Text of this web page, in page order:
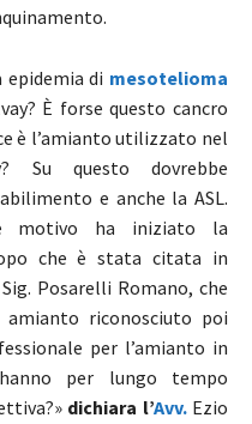
epidemia di mesotelioma
È forse questo cancro
è l’amianto utilizzato nel
Su questo dovrebbe
e anche la ASL.
motivo ha iniziato la
che è stata citata in
Posarelli Romano, che
riconosciuto poi
per l’amianto in
per lungo tempo
dichiara l’Avv.Ezio